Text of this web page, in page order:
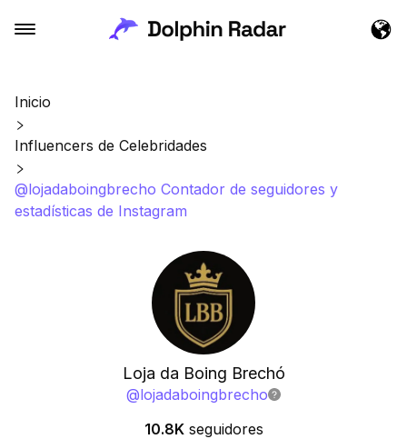
Inicio
Influencers de Celebridades
@lojadaboingbrecho Contador de seguidores y
estadísticas de Instagram
Loja da Boing Brechó
@lojadaboingbrecho
10.8K seguidores